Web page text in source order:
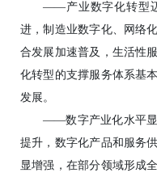
——产业数字化转型
进，制造业数字化、网络
合发展加速普及，生活性
化转型的支撑服务体系基
发展。
——数字产业化水平显
提升，数字化产品和服务
显增强，在部分领域形成